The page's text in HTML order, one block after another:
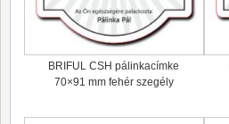
BRIFUL CSH pálinkacímke
70×91 mm fehér szegély